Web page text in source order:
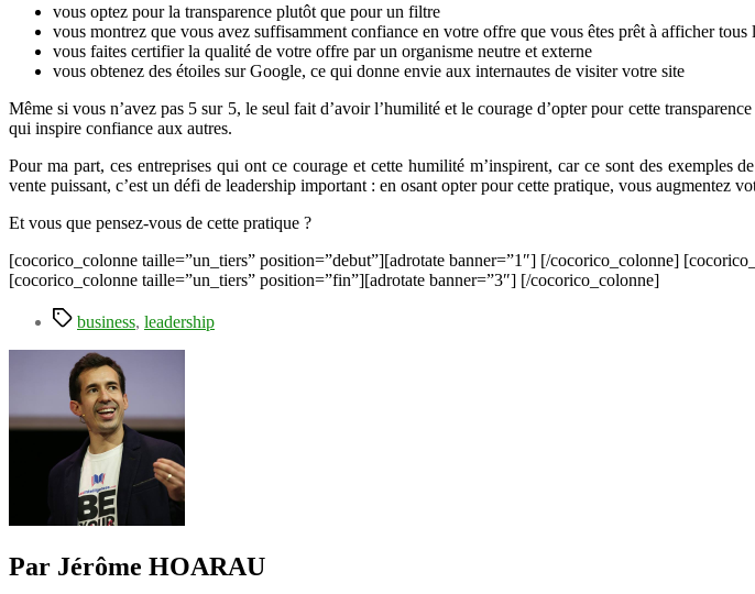
vous optez pour la transparence plutôt que pour un filtre
vous montrez que vous avez suffisamment confiance en votre offre que vous êtes prêt à afficher
vous faites certifier la qualité de votre offre par un organisme neutre et externe
vous obtenez des étoiles sur Google, ce qui donne envie aux internautes de visiter votre site
Même si vous n’avez pas 5 sur 5, le seul fait d’avoir l’humilité et le courage d’opter pour cette
qui inspire confiance aux autres.
Pour ma part, ces entreprises qui ont ce courage et cette humilité m’inspirent, car ce sont des
vente puissant, c’est un défi de leadership important : en osant opter pour cette pratique, vous augmentez
Et vous que pensez-vous de cette pratique ?
[cocorico_colonne taille=”un_tiers” position=”debut”][adrotate banner=”1″] [/cocorico_colonne]
[cocorico_colonne taille=”un_tiers” position=”fin”][adrotate banner=”3″] [/cocorico_colonne]
Étiquettes
business, leadership
Par Jérôme HOARAU